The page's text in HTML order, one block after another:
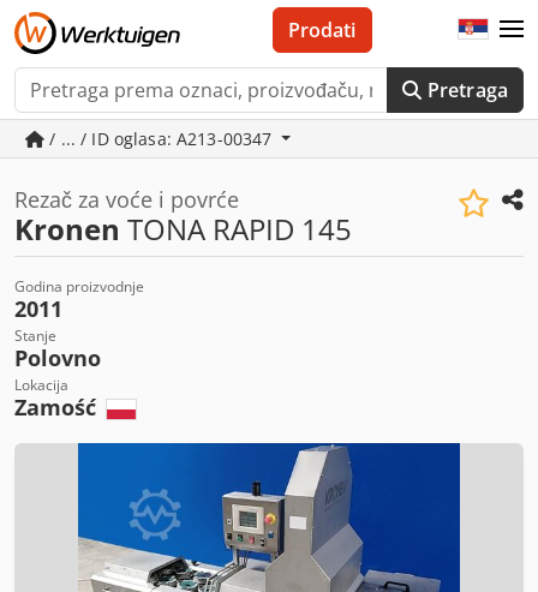
Pretraga
Prodati
/ ... / ID oglasa: A213-00347
Rezač za voće i povrće
Kronen TONA RAPID 145
Godina proizvodnje
2011
Stanje
Polovno
Lokacija
Zamość